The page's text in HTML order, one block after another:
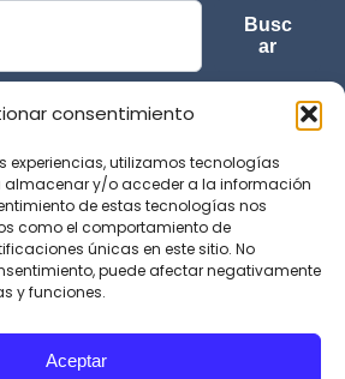
consentimiento
experiencias, utilizamos tecnologías
almacenar y/o acceder a la información
de estas tecnologías nos
como el comportamiento de
únicas en este sitio. No
puede afectar negativamente
y funciones.
Aceptar
Busc
ar
Magazine. All rights reserved.